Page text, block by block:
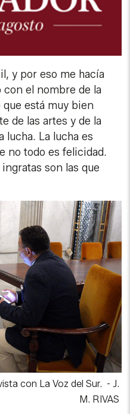
que está muy bien
de las artes y de la
no todo es felicidad.
son las que
con La Voz del Sur. - J.
M. RIVAS
las
insistir en que yo no